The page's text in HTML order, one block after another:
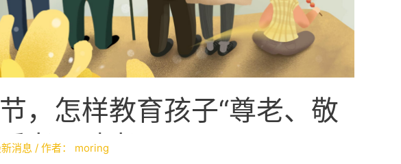
，怎样教育孩子“尊老、敬
老、助老”？
消息 / 作者： moring